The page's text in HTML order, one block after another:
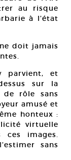
au risque
à l’état
doit jamais
parvient, et
sur la
rôle sans
amusé et
honteux :
virtuelle
images.
sans